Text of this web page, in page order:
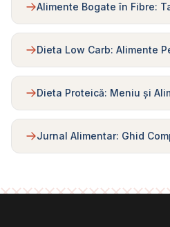
Alimente Bogate în Fibre:
Dieta Low Carb: Alimente
Dieta Proteică: Meniu și
Jurnal Alimentar: Ghid